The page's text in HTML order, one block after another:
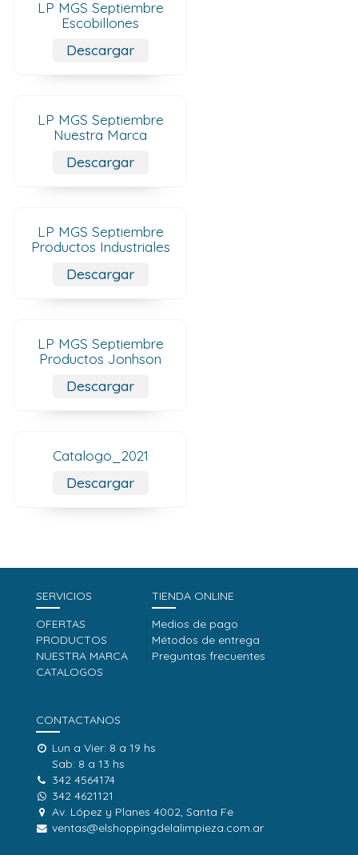
LP MGS Septiembre
Escobillones
Descargar
LP MGS Septiembre
Nuestra Marca
Descargar
LP MGS Septiembre
Productos Industriales
Descargar
LP MGS Septiembre
Productos Jonhson
Descargar
Catalogo_2021
Descargar
SERVICIOS
OFERTAS
PRODUCTOS
NUESTRA MARCA
CATALOGOS
TIENDA ONLINE
Medios de pago
Métodos de entrega
Preguntas frecuentes
CONTACTANOS
Lun a Vier: 8 a 19 hs
Sab: 8 a 13 hs
342 4564174
342 4621121
Av. López y Planes 4002, Santa Fe
ventas@elshoppingdelalimpieza.com.ar